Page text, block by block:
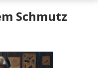
Schmutz